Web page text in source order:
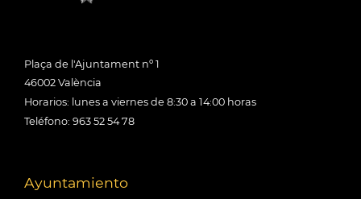
Plaça de l'Ajuntament nº 1
46002 València
Horarios: lunes a viernes de 8:30 a 14:00 horas
Teléfono: 963 52 54 78
Ayuntamiento